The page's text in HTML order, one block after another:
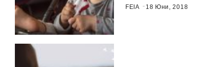
FEIA
18 Юни, 2018